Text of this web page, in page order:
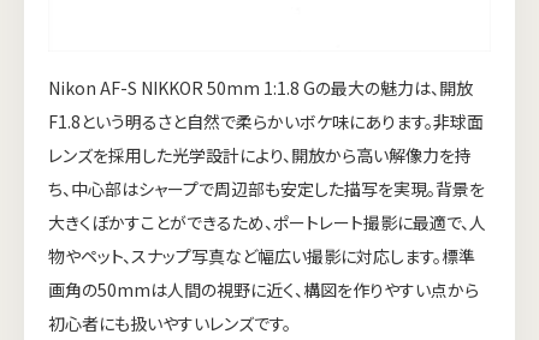
Nikon AF-S NIKKOR 50mm 1:1.8 Gの最大の魅力は、開放
F1.8という明るさと自然で柔らかいボケ味にあります。非球面
レンズを採用した光学設計により、開放から高い解像力を持
ち、中心部はシャープで周辺部も安定した描写を実現。背景を
大きくぼかすことができるため、ポートレート撮影に最適で、人
物やペット、スナップ写真など幅広い撮影に対応します。標準
画角の50mmは人間の視野に近く、構図を作りやすい点から
初心者にも扱いやすいレンズです。